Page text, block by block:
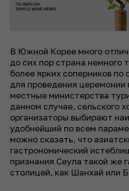
В Южной Корее много
до сих пор страна немного
более ярких соперников по
для проведения церемонии
местные министерства
данном случае, сельского
организаторы выбирают
удобнейший по всем
можно сказать, что
гастрономический
признания Сеула такой же
столицей, как Шанхай или